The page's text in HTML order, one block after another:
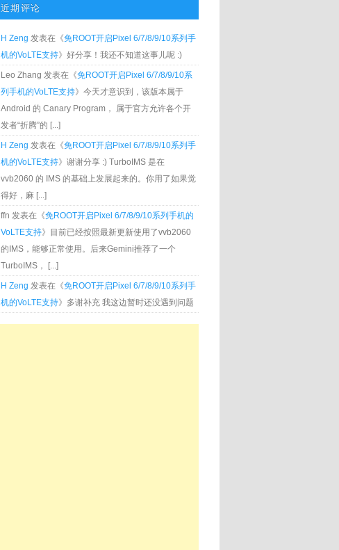
近期评论
H Zeng 发表在《免ROOT开启Pixel 6/7/8/9/10系列手
机的VoLTE支持》好分享！我还不知道这事儿呢 :)
Leo Zhang 发表在《免ROOT开启Pixel 6/7/8/9/10系
列手机的VoLTE支持》今天才意识到，该版本属于
Android 的 Canary Program， 属于官方允许各个开
发者“折腾”的 [...]
H Zeng 发表在《免ROOT开启Pixel 6/7/8/9/10系列手
机的VoLTE支持》谢谢分享 :) TurboIMS 是在
vvb2060 的 IMS 的基础上发展起来的。你用了如果觉
得好，麻 [...]
ffn 发表在《免ROOT开启Pixel 6/7/8/9/10系列手机的
VoLTE支持》目前已经按照最新更新使用了vvb2060
的IMS，能够正常使用。后来Gemini推荐了一个
TurboIMS， [...]
H Zeng 发表在《免ROOT开启Pixel 6/7/8/9/10系列手
机的VoLTE支持》多谢补充 我这边暂时还没遇到问题